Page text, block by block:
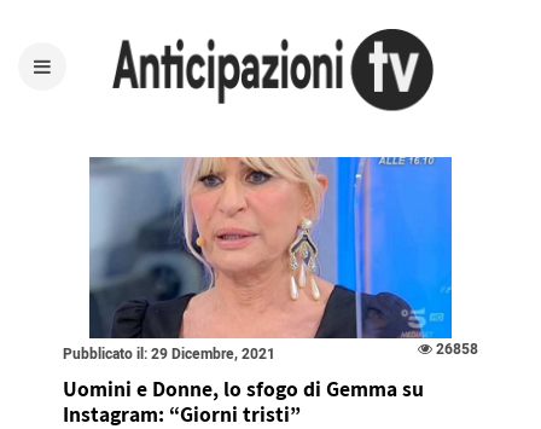
Pubblicato il: 29 Dicembre, 2021 26858
Uomini e Donne, lo sfogo di Gemma su
Instagram: “Giorni tristi”